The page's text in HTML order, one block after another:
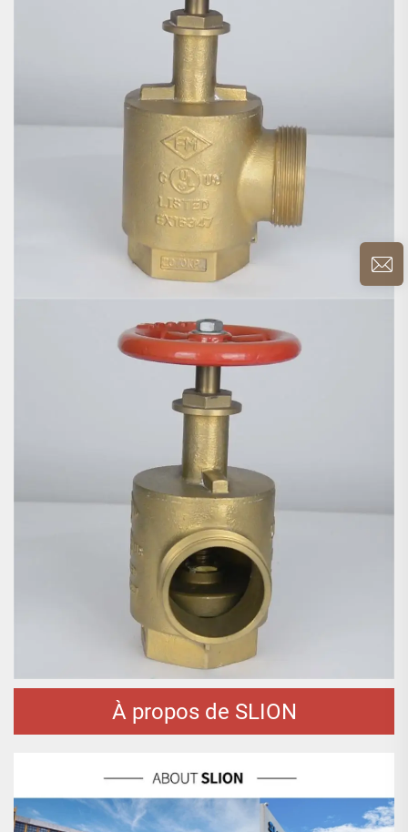
À propos de SLION